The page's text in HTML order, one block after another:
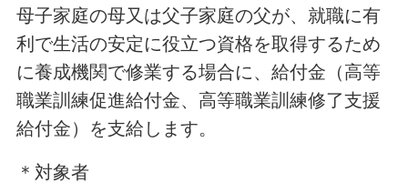
母子家庭の母又は父子家庭の父が、就職に有
利で生活の安定に役立つ資格を取得するため
に養成機関で修業する場合に、給付金（高等
職業訓練促進給付金、高等職業訓練修了支援
給付金）を支給します。
＊対象者